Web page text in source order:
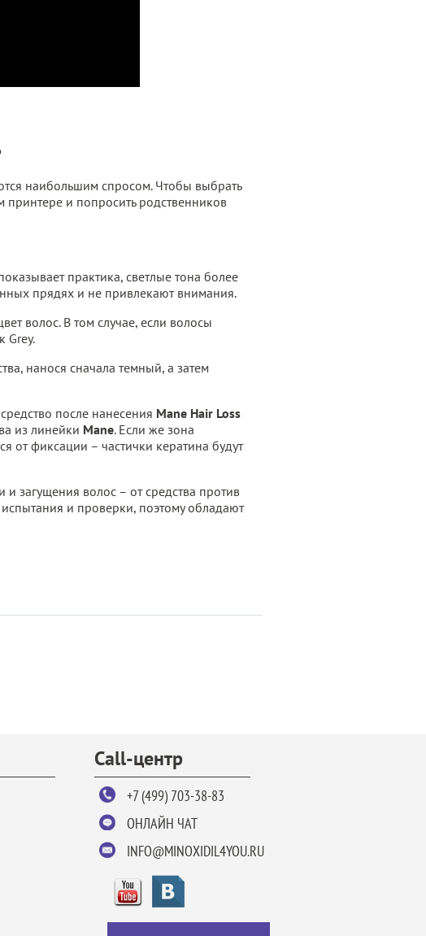
наибольшим спросом. Чтобы выбрать
и попросить родственников
практика, светлые тона более
прядях и не привлекают внимания.
волос. В том случае, если волосы
Grey.
нанося сначала темный, а затем
после нанесения Mane Hair Loss
из линейки Mane. Если же зона
от фиксации – частички кератина будут
загущения волос – от средства против
и проверки, поэтому обладают
Call-центр
+7 (499) 703-38-83
ОНЛАЙН ЧАТ
INFO@MINOXIDIL4YOU.RU